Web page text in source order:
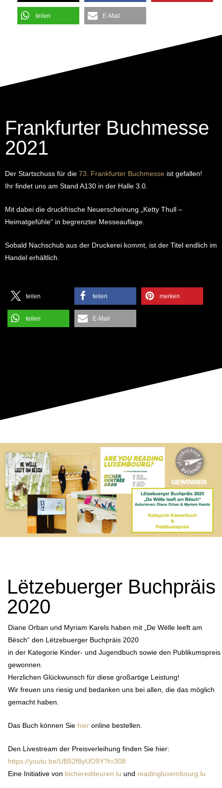
teilen E-Mail
Frankfurter Buchmesse
2021
Der Startschuss für die 73. Frankfurter Buchmesse ist gefallen!
Ihr findet uns am Stand A130 in der Halle 3.0.
Mit dabei die druckfrische Neuerscheinung „Ketty Thull –
Heimatgefühle“ in begrenzter Messeauflage.
Sobald Nachschub aus der Druckerei kommt, ist der Titel endlich im
Handel erhältlich.
teilen teilen merken
teilen E-Mail
Lëtzebuerger Buchpräis
2020
Diane Orban und Myriam Karels haben mit „De Wëlle leeft am
Bësch“ den Lëtzebuerger Buchpräis 2020​
in der Kategorie Kinder- und Jugendbuch sowie den Publikumspreis
gewonnen.
Herzlichen Glückwunsch für diese großartige Leistung!
Wir freuen uns riesig und bedanken uns bei allen, die das möglich
gemacht haben.
Das Buch können Sie hier online bestellen.
Den Livestream der Preisverleihung finden Sie hier:
https://youtu.be/UB52f8yUO9Y?t=308
Eine Initiative von bicherediteuren.lu und readingluxembourg.lu